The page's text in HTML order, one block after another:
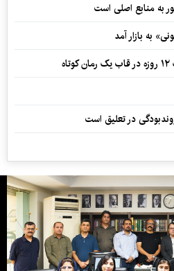
به منابع اصلی است
به بازار آمد
در تعلیق است